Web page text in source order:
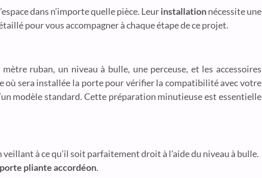
dans n’importe quelle pièce. Leurinstallationnécessite une
pour vous accompagner à chaque étape de ce projet.
ruban, un niveau à bulle, une perceuse, et les accessoires
où sera installée la porte pour vérifier la compatibilité avec votre
modèle standard. Cette préparation minutieuse est essentielle
à ce qu’il soit parfaitement droit à l’aide du niveau à bulle.
porte pliante accordéon.